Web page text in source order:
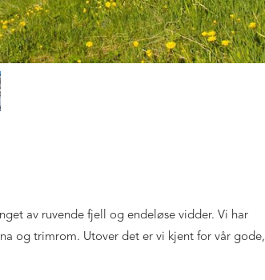
av ruvende fjell og endeløse vidder. Vi har
og trimrom. Utover det er vi kjent for vår gode,